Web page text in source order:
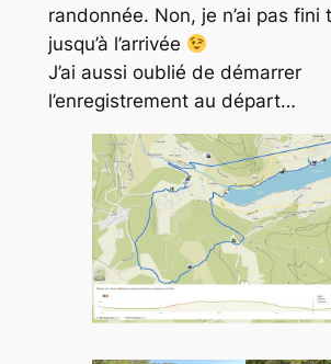
randonnée. Non, je n’ai pas fini
jusqu’à l’arrivée
J’ai aussi oublié de démarrer
l’enregistrement au départ…